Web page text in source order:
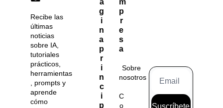
Recibe las
últimas
noticias
sobre IA,
tutoriales
prácticos,
herramientas
, prompts y
aprende
cómo
g
i
n
a
p
r
i
n
c
i
p
p
r
e
s
a
Sobre
nosotros
C
o